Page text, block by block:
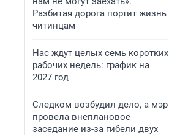
Разбитая дорога портит жизнь
читинцам
Нас ждут целых семь коротких
рабочих недель: график на
2027 год
Следком возбудил дело, а мэр
провела внеплановое
заседание из-за гибели двух